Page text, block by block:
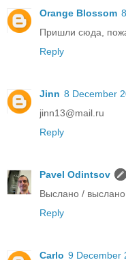
Orange Blossom
Пришли сюда,
Reply
Jinn 8 December
jinn13@mail.ru
Reply
Pavel Odintsov
Выслано /
Reply
Carlo 9 December